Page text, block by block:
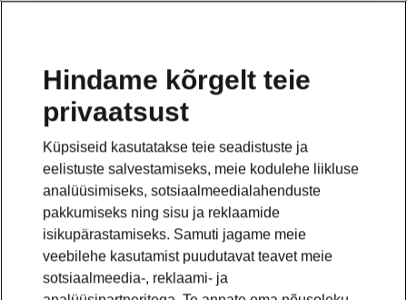
Hindame kõrgelt teie
privaatsust
Küpsiseid kasutatakse teie seadistuste ja
eelistuste salvestamiseks, meie kodulehe liikluse
analüüsimiseks, sotsiaalmeedialahenduste
pakkumiseks ning sisu ja reklaamide
isikupärastamiseks. Samuti jagame meie
veebilehe kasutamist puudutavat teavet meie
sotsiaalmeedia-, reklaami- ja